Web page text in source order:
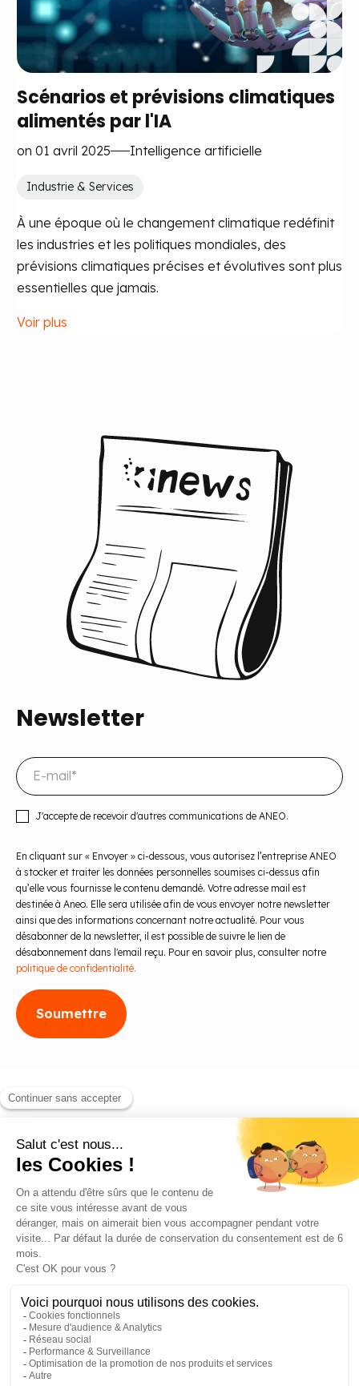
Scénarios et prévisions climatiques
alimentés par l'IA
on 01 avril 2025 Intelligence artificielle
Industrie & Services
À une époque où le changement climatique redéfinit
les industries et les politiques mondiales, des
prévisions climatiques précises et évolutives sont plus
essentielles que jamais.
Voir plus
Newsletter
J'accepte de recevoir d'autres communications de ANEO.
En cliquant sur « Envoyer » ci-dessous, vous autorisez l’entreprise ANEO
à stocker et traiter les données personnelles soumises ci-dessus afin
qu’elle vous fournisse le contenu demandé. Votre adresse mail est
destinée à Aneo. Elle sera utilisée afin de vous envoyer notre newsletter
ainsi que des informations concernant notre actualité. Pour vous
désabonner de la newsletter, il est possible de suivre le lien de
désabonnement dans l'email reçu. Pour en savoir plus, consulter notre
politique de confidentialité.
Blog
Contact
©2026 ANEO - All rights reserved